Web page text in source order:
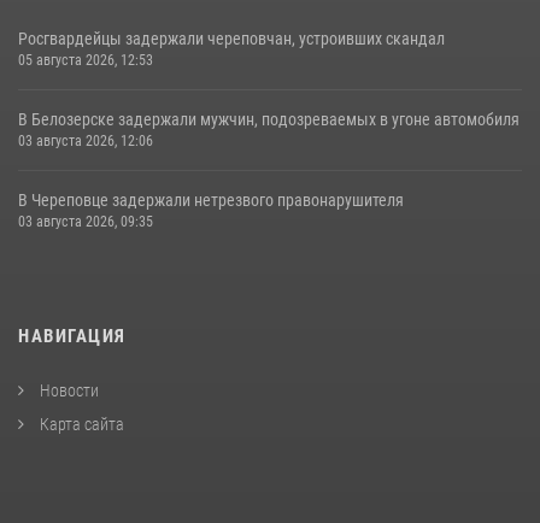
Росгвардейцы задержали череповчан, устроивших скандал
05 августа 2026, 12:53
В Белозерске задержали мужчин, подозреваемых в угоне автомобиля
03 августа 2026, 12:06
В Череповце задержали нетрезвого правонарушителя
03 августа 2026, 09:35
НАВИГАЦИЯ
Новости
Карта сайта